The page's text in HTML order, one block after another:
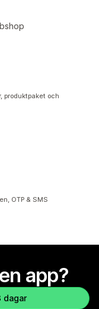
produktpaket och
OTP & SMS
app?
dagar